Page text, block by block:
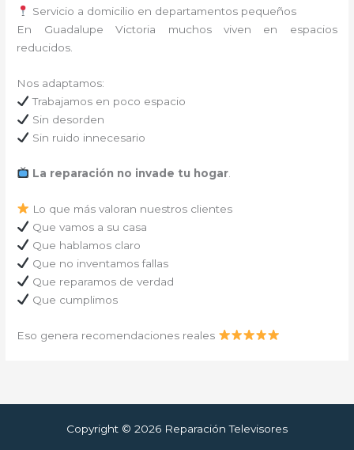
Servicio a domicilio en departamentos pequeños
En Guadalupe Victoria muchos viven en espacios
reducidos.
Nos adaptamos:
Trabajamos en poco espacio
Sin desorden
Sin ruido innecesario
La reparación no invade tu hogar.
Lo que más valoran nuestros clientes
Que vamos a su casa
Que hablamos claro
Que no inventamos fallas
Que reparamos de verdad
Que cumplimos
Eso genera recomendaciones reales
Copyright © 2026 Reparación Televisores